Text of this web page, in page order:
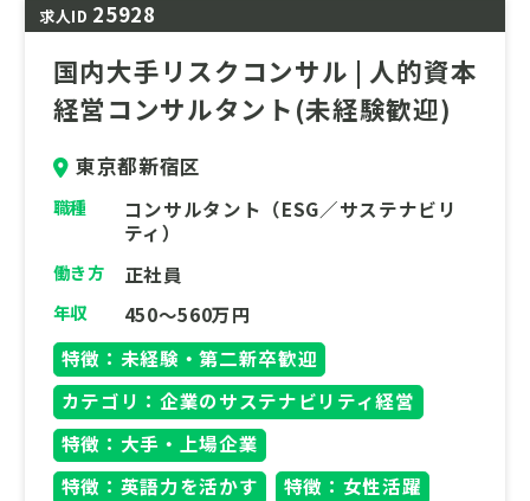
求人ID 25928
国内大手リスクコンサル | 人的資本
経営コンサルタント(未経験歓迎)
東京都新宿区
職種
コンサルタント（ESG／サステナビリ
ティ）
働き方 正社員
年収
450～560万円
特徴：未経験・第二新卒歓迎
カテゴリ：企業のサステナビリティ経営
特徴：大手・上場企業
特徴：英語力を活かす
特徴：女性活躍